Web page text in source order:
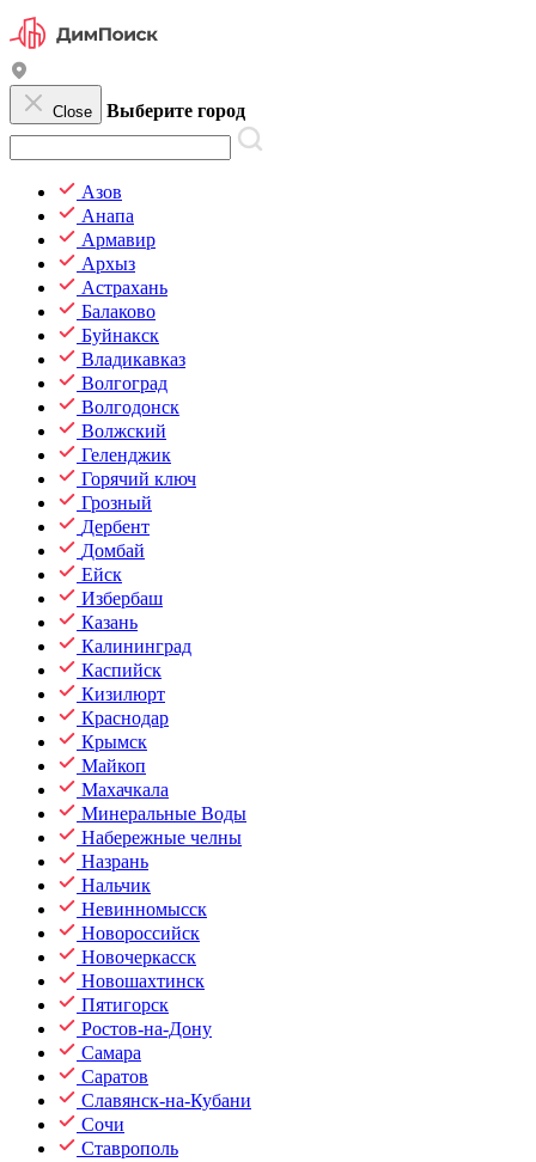
Close Выберите город
Азов
Анапа
Армавир
Архыз
Астрахань
Балаково
Буйнакск
Владикавказ
Волгоград
Волгодонск
Волжский
Геленджик
Горячий ключ
Грозный
Дербент
Домбай
Ейск
Избербаш
Казань
Калининград
Каспийск
Кизилюрт
Краснодар
Крымск
Майкоп
Махачкала
Минеральные Воды
Набережные челны
Назрань
Нальчик
Невинномысск
Новороссийск
Новочеркасск
Новошахтинск
Пятигорск
Ростов-на-Дону
Самара
Саратов
Славянск-на-Кубани
Сочи
Ставрополь